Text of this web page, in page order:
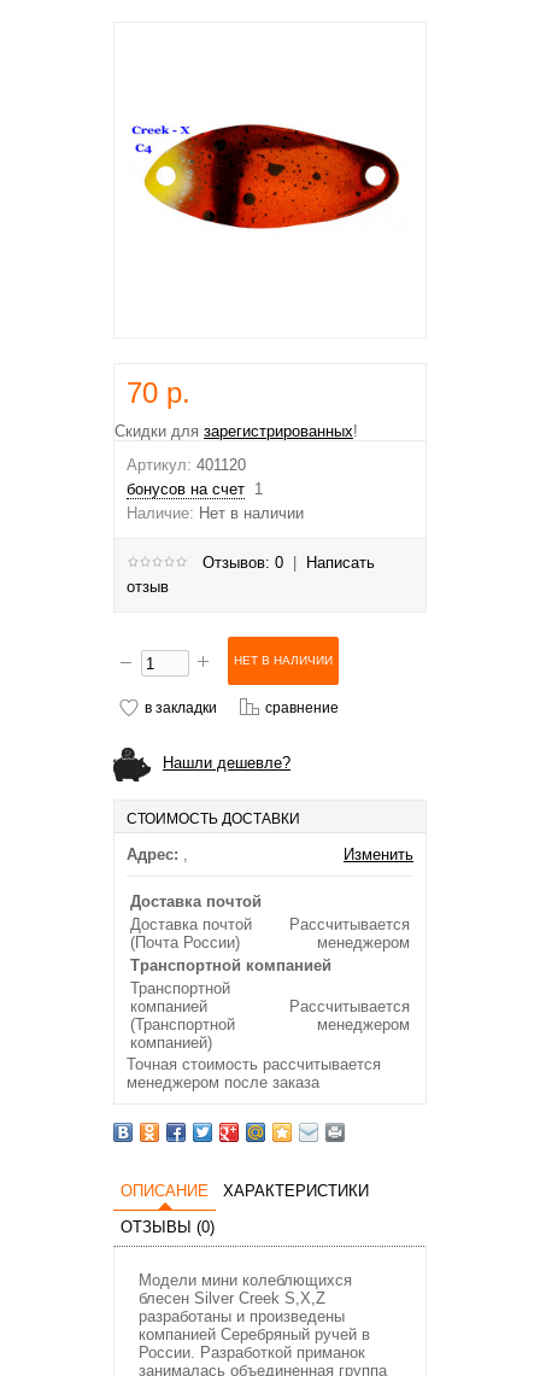
70 р.
Скидки для зарегистрированных!
Артикул: 401120
бонусов на счет 1
Наличие: Нет в наличии
Отзывов: 0
Написать
отзыв
в закладки сравнение
Нашли дешевле?
СТОИМОСТЬ ДОСТАВКИ
Адрес: , Изменить
Доставка почтой
Доставка почтой
(Почта России)
Рассчитывается
менеджером
Транспортной компанией
Транспортной
компанией
(Транспортной
компанией)
Рассчитывается
менеджером
Точная стоимость рассчитывается
менеджером после заказа
ОПИСАНИЕ
ХАРАКТЕРИСТИКИ
ОТЗЫВЫ (0)
Модели мини колеблющихся
блесен Silver Creek S,X,Z
разработаны и произведены
компанией Серебряный ручей в
России. Разработкой приманок
занималась объединенная группа